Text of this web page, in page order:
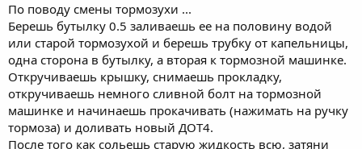
По поводу смены тормозухи ...
Берешь бутылку 0.5 заливаешь ее на половину водой
или старой тормозухой и берешь трубку от капельницы,
одна сторона в бутылку, а вторая к тормозной машинке.
Откручиваешь крышку, снимаешь прокладку,
откручиваешь немного сливной болт на тормозной
машинке и начинаешь прокачивать (нажимать на ручку
тормоза) и доливать новый ДОТ4.
После того как сольешь старую жидкость всю, затяни